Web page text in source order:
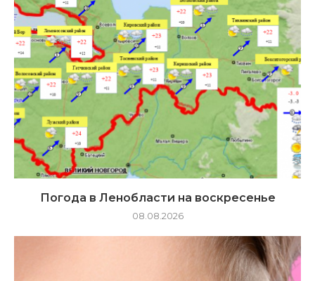
Погода в Ленобласти на воскресенье
08.08.2026